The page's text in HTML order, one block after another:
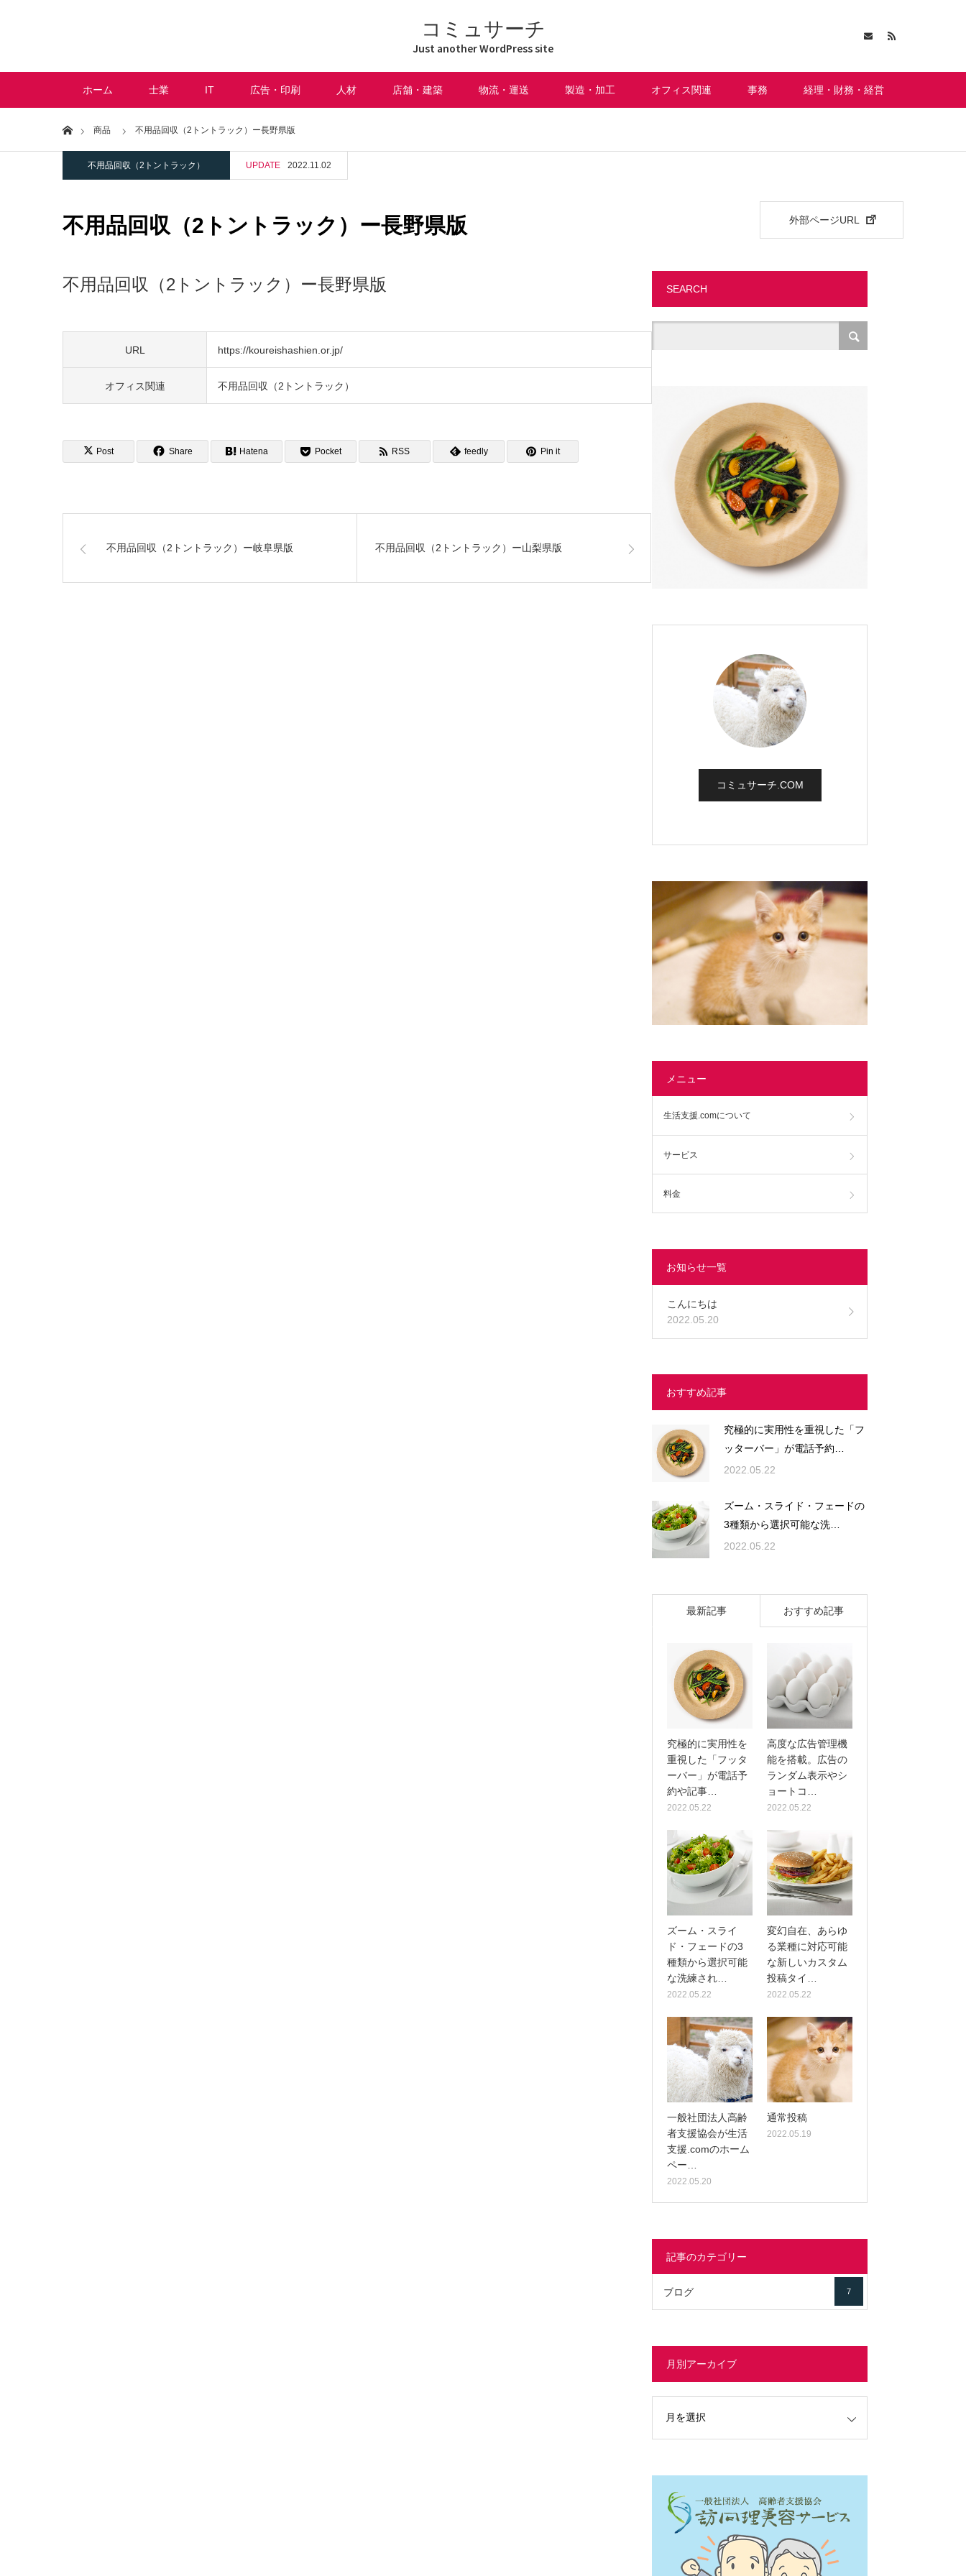
コミュサーチ
Just another WordPress site
ホーム 士業 IT 広告・印刷 人材 店舗・建築 物流・運送 製造・加工 オフィス関連 事務 経理・財務・経営
Home商品 不用品回収（2トントラック）ー長野県版
不用品回収（2トントラック） UPDATE 2022.11.02
不用品回収（2トントラック）ー長野県版 外部ページURL
不用品回収（2トントラック）ー長野県版
URL https://koureishashien.or.jp/
オフィス関連 不用品回収（2トントラック）
Post Share Hatena Pocket RSS feedly Pin it
不用品回収（2トントラック）ー岐阜県版 不用品回収（2トントラック）ー山梨県版
SEARCH
コミュサーチ.COM
メニュー
生活支援.comについて
サービス
料金
お知らせ一覧
こんにちは
2022.05.20
おすすめ記事
究極的に実用性を重視した「フ
ッターバー」が電話予約…
2022.05.22
ズーム・スライド・フェードの
3種類から選択可能な洗…
2022.05.22
最新記事 おすすめ記事
究極的に実用性を
重視した「フッタ
ーバー」が電話予
約や記事…
2022.05.22
高度な広告管理機
能を搭載。広告の
ランダム表示やシ
ョートコ…
2022.05.22
ズーム・スライ
ド・フェードの3
種類から選択可能
な洗練され…
2022.05.22
変幻自在、あらゆ
る業種に対応可能
な新しいカスタム
投稿タイ…
2022.05.22
一般社団法人高齢
者支援協会が生活
支援.comのホーム
ペー…
2022.05.20
通常投稿
2022.05.19
記事のカテゴリー
ブログ 7
月別アーカイブ